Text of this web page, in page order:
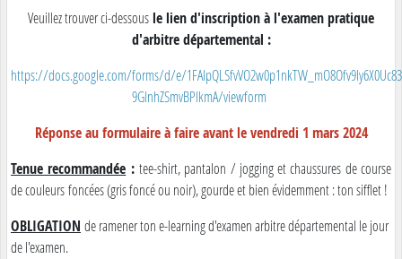
Veuillez trouver ci-dessousle lien d'inscription à l'examen pratique
d'arbitre départemental :
https://docs.google.com/forms/d/e/
9GlnhZSmvBPlkmA/viewform
Réponse au formulaire à faire avant le vendredi 1 mars 2024
Tenue recommandée :tee-shirt, pantalon / jogging et chaussures de course
de couleurs foncées (gris foncé ou noir), gourde et bien évidemment : ton sifflet !
OBLIGATION de ramener ton e-learning d'examen arbitre départemental le jour
de l'examen.